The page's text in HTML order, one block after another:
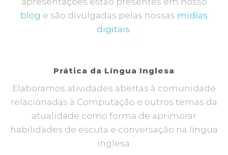
blog e são divulgadas pelas nossas midías
digitais.
Prática da Língua Inglesa
Elaboramos atividades abertas à comunidade
relacionadas à Computação e outros temas da
atualidade como forma de aprimorar
habilidades de escuta e conversação na língua
inglesa.